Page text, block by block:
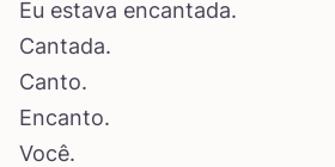
Eu estava encantada.
Cantada.
Canto.
Encanto.
Você.